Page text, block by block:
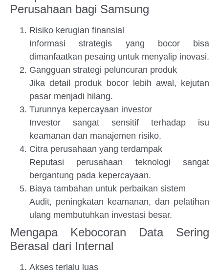
Perusahaan bagi Samsung
Risiko kerugian finansial
Informasi strategis yang bocor bisa
dimanfaatkan pesaing untuk menyalip inovasi.
Gangguan strategi peluncuran produk
Jika detail produk bocor lebih awal, kejutan
pasar menjadi hilang.
Turunnya kepercayaan investor
Investor sangat sensitif terhadap isu
keamanan dan manajemen risiko.
Citra perusahaan yang terdampak
Reputasi perusahaan teknologi sangat
bergantung pada kepercayaan.
Biaya tambahan untuk perbaikan sistem
Audit, peningkatan keamanan, dan pelatihan
ulang membutuhkan investasi besar.
Mengapa Kebocoran Data Sering
Berasal dari Internal
Akses terlalu luas